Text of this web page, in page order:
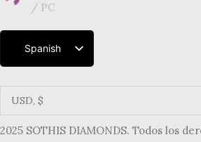
PC
Spanish
English
German
Italian
2025 SOTHIS DIAMONDS. Todos los